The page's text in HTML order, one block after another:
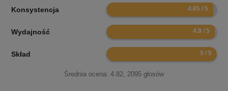
Konsystencja 9.7
Wydajność 9.8
Skład 10
Średnia ocena: 4.82, 2095 głosów